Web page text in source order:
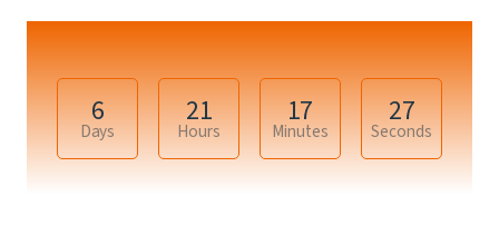
Поэтому, если вы еще не узнали про10 лучших
продуктов для кожи, то самое время это
сделать.
6
Days
21
Hours
17
Minutes
27
Seconds